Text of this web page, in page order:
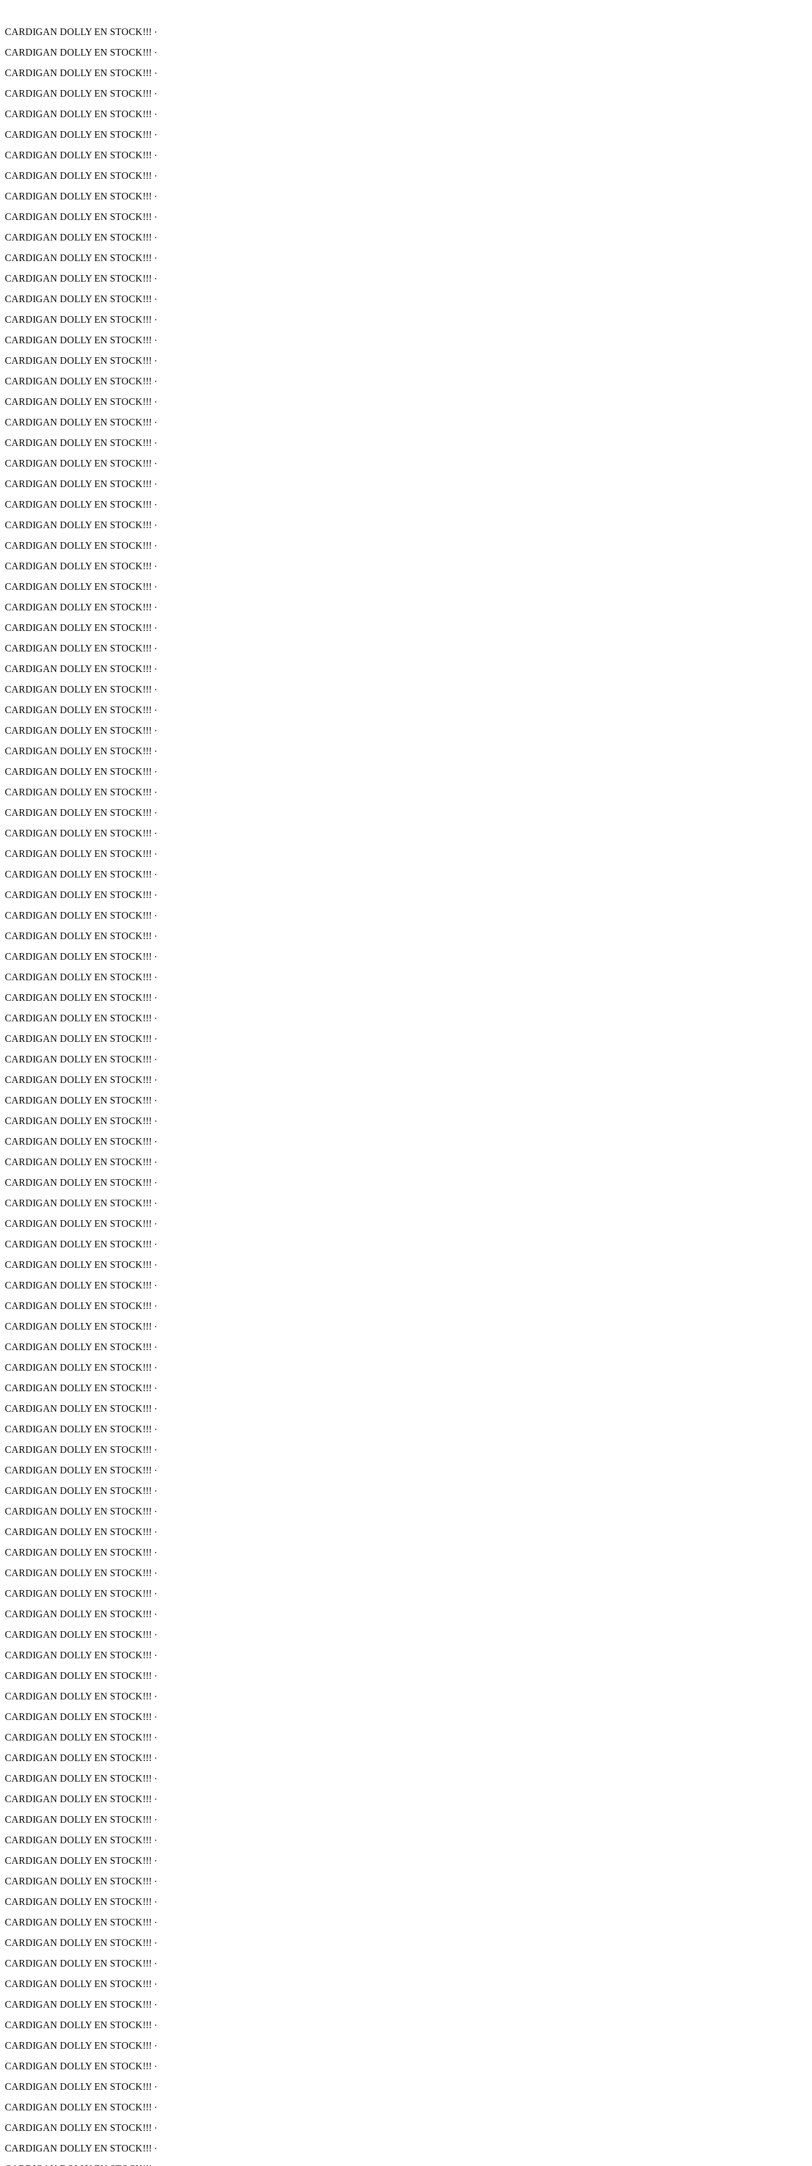
CARDIGAN DOLLY EN STOCK!!! ·
CARDIGAN DOLLY EN STOCK!!! ·
CARDIGAN DOLLY EN STOCK!!! ·
CARDIGAN DOLLY EN STOCK!!! ·
CARDIGAN DOLLY EN STOCK!!! ·
CARDIGAN DOLLY EN STOCK!!! ·
CARDIGAN DOLLY EN STOCK!!! ·
CARDIGAN DOLLY EN STOCK!!! ·
CARDIGAN DOLLY EN STOCK!!! ·
CARDIGAN DOLLY EN STOCK!!! ·
CARDIGAN DOLLY EN STOCK!!! ·
CARDIGAN DOLLY EN STOCK!!! ·
CARDIGAN DOLLY EN STOCK!!! ·
CARDIGAN DOLLY EN STOCK!!! ·
CARDIGAN DOLLY EN STOCK!!! ·
CARDIGAN DOLLY EN STOCK!!! ·
CARDIGAN DOLLY EN STOCK!!! ·
CARDIGAN DOLLY EN STOCK!!! ·
CARDIGAN DOLLY EN STOCK!!! ·
CARDIGAN DOLLY EN STOCK!!! ·
CARDIGAN DOLLY EN STOCK!!! ·
CARDIGAN DOLLY EN STOCK!!! ·
CARDIGAN DOLLY EN STOCK!!! ·
CARDIGAN DOLLY EN STOCK!!! ·
CARDIGAN DOLLY EN STOCK!!! ·
CARDIGAN DOLLY EN STOCK!!! ·
CARDIGAN DOLLY EN STOCK!!! ·
CARDIGAN DOLLY EN STOCK!!! ·
CARDIGAN DOLLY EN STOCK!!! ·
CARDIGAN DOLLY EN STOCK!!! ·
CARDIGAN DOLLY EN STOCK!!! ·
CARDIGAN DOLLY EN STOCK!!! ·
CARDIGAN DOLLY EN STOCK!!! ·
CARDIGAN DOLLY EN STOCK!!! ·
CARDIGAN DOLLY EN STOCK!!! ·
CARDIGAN DOLLY EN STOCK!!! ·
CARDIGAN DOLLY EN STOCK!!! ·
CARDIGAN DOLLY EN STOCK!!! ·
CARDIGAN DOLLY EN STOCK!!! ·
CARDIGAN DOLLY EN STOCK!!! ·
CARDIGAN DOLLY EN STOCK!!! ·
CARDIGAN DOLLY EN STOCK!!! ·
CARDIGAN DOLLY EN STOCK!!! ·
CARDIGAN DOLLY EN STOCK!!! ·
CARDIGAN DOLLY EN STOCK!!! ·
CARDIGAN DOLLY EN STOCK!!! ·
CARDIGAN DOLLY EN STOCK!!! ·
CARDIGAN DOLLY EN STOCK!!! ·
CARDIGAN DOLLY EN STOCK!!! ·
CARDIGAN DOLLY EN STOCK!!! ·
CARDIGAN DOLLY EN STOCK!!! ·
CARDIGAN DOLLY EN STOCK!!! ·
CARDIGAN DOLLY EN STOCK!!! ·
CARDIGAN DOLLY EN STOCK!!! ·
CARDIGAN DOLLY EN STOCK!!! ·
CARDIGAN DOLLY EN STOCK!!! ·
CARDIGAN DOLLY EN STOCK!!! ·
CARDIGAN DOLLY EN STOCK!!! ·
CARDIGAN DOLLY EN STOCK!!! ·
CARDIGAN DOLLY EN STOCK!!! ·
CARDIGAN DOLLY EN STOCK!!! ·
CARDIGAN DOLLY EN STOCK!!! ·
CARDIGAN DOLLY EN STOCK!!! ·
CARDIGAN DOLLY EN STOCK!!! ·
CARDIGAN DOLLY EN STOCK!!! ·
CARDIGAN DOLLY EN STOCK!!! ·
CARDIGAN DOLLY EN STOCK!!! ·
CARDIGAN DOLLY EN STOCK!!! ·
CARDIGAN DOLLY EN STOCK!!! ·
CARDIGAN DOLLY EN STOCK!!! ·
CARDIGAN DOLLY EN STOCK!!! ·
CARDIGAN DOLLY EN STOCK!!! ·
CARDIGAN DOLLY EN STOCK!!! ·
CARDIGAN DOLLY EN STOCK!!! ·
CARDIGAN DOLLY EN STOCK!!! ·
CARDIGAN DOLLY EN STOCK!!! ·
CARDIGAN DOLLY EN STOCK!!! ·
CARDIGAN DOLLY EN STOCK!!! ·
CARDIGAN DOLLY EN STOCK!!! ·
CARDIGAN DOLLY EN STOCK!!! ·
CARDIGAN DOLLY EN STOCK!!! ·
CARDIGAN DOLLY EN STOCK!!! ·
CARDIGAN DOLLY EN STOCK!!! ·
CARDIGAN DOLLY EN STOCK!!! ·
CARDIGAN DOLLY EN STOCK!!! ·
CARDIGAN DOLLY EN STOCK!!! ·
CARDIGAN DOLLY EN STOCK!!! ·
CARDIGAN DOLLY EN STOCK!!! ·
CARDIGAN DOLLY EN STOCK!!! ·
CARDIGAN DOLLY EN STOCK!!! ·
CARDIGAN DOLLY EN STOCK!!! ·
CARDIGAN DOLLY EN STOCK!!! ·
CARDIGAN DOLLY EN STOCK!!! ·
CARDIGAN DOLLY EN STOCK!!! ·
CARDIGAN DOLLY EN STOCK!!! ·
CARDIGAN DOLLY EN STOCK!!! ·
CARDIGAN DOLLY EN STOCK!!! ·
CARDIGAN DOLLY EN STOCK!!! ·
CARDIGAN DOLLY EN STOCK!!! ·
CARDIGAN DOLLY EN STOCK!!! ·
CARDIGAN DOLLY EN STOCK!!! ·
CARDIGAN DOLLY EN STOCK!!! ·
CARDIGAN DOLLY EN STOCK!!! ·
CARDIGAN DOLLY EN STOCK!!! ·